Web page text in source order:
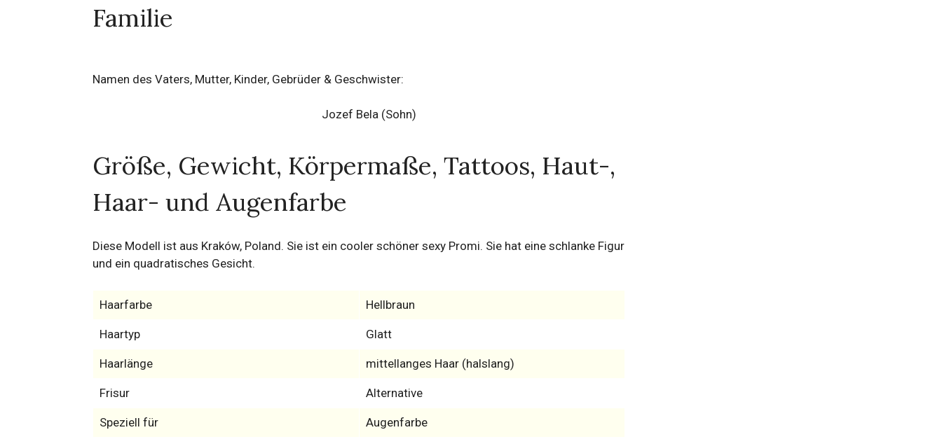
Familie
Namen des Vaters, Mutter, Kinder, Gebrüder & Geschwister:
Jozef Bela (Sohn)
Größe, Gewicht, Körpermaße, Tattoos, Haut-,
Haar- und Augenfarbe
Diese Modell ist aus Kraków, Poland. Sie ist ein cooler schöner sexy Promi. Sie hat eine schlanke Figur
und ein quadratisches Gesicht.
Haarfarbe Hellbraun
Haartyp Glatt
Haarlänge mittellanges Haar (halslang)
Frisur Alternative
Speziell für Augenfarbe